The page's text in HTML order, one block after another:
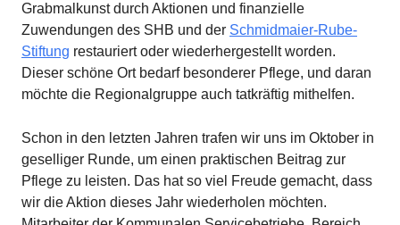
Grabmalkunst durch Aktionen und finanzielle
Zuwendungen des SHB und der Schmidmaier-Rube-
Stiftung restauriert oder wiederhergestellt worden.
Dieser schöne Ort bedarf besonderer Pflege, und daran
möchte die Regionalgruppe auch tatkräftig mithelfen.
Schon in den letzten Jahren trafen wir uns im Oktober in
geselliger Runde, um einen praktischen Beitrag zur
Pflege zu leisten. Das hat so viel Freude gemacht, dass
wir die Aktion dieses Jahr wiederholen möchten.